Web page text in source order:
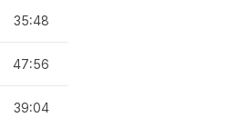
35:48
47:56
39:04